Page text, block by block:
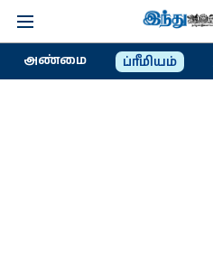
அண்மை ப்ரீமியம்